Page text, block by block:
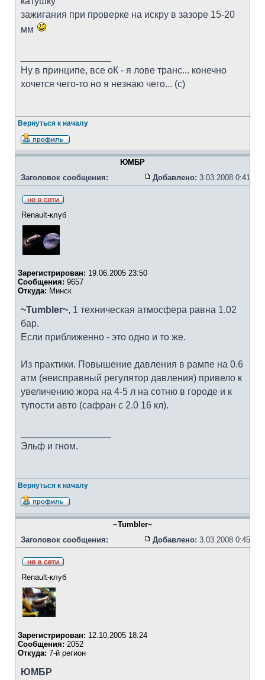
зажигания при проверке на искру в зазоре 15-20
мм
Ну в принципе, все оК - я лове транс... конечно
хочется чего-то но я незнаю чего... (с)
Вернуться к началу
ЮМБР
Заголовок сообщения:
Добавлено: 3.03.2008 0:41
Renault-клуб
Зарегистрирован: 19.06.2005 23:50
Сообщения: 9657
Откуда: Минск
~Tumbler~, 1 техническая атмосфера равна 1.02
бар.
Если приближенно - это одно и то же.
Из практики. Повышение давления в рампе на 0.6
атм (неисправный регулятор давления) привело к
увеличению жора на 4-5 л на сотню в городе и к
тупости авто (сафран с 2.0 16 кл).
Эльф и гном.
Вернуться к началу
~Tumbler~
Заголовок сообщения:
Добавлено: 3.03.2008 0:45
Renault-клуб
Зарегистрирован: 12.10.2005 18:24
Сообщения: 2052
Откуда: 7-й регион
ЮМБР